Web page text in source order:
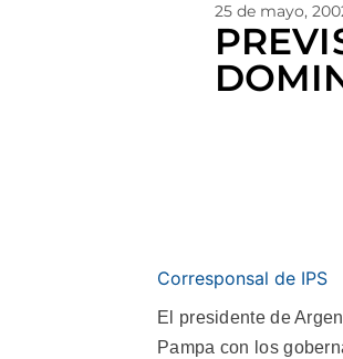
25 de mayo,
Corresponsal de IPS
El presidente de
Pampa con los